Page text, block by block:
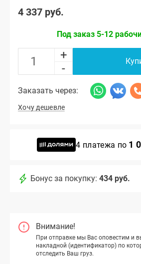
4 337 руб.
Под заказ 5-12
+
-
Заказать через:
Хочу дешевле
4 платежа по 1
Бонус за покупку: 434 руб.
Внимание!
При отправке мы Вас оповестим и
накладной (идентификатор) по
отследить Ваш груз.